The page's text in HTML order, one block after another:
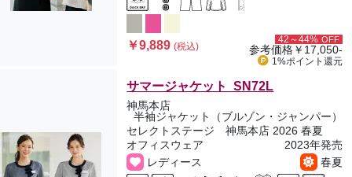
￥9,889(税込)
42～44% OFF
参考価格￥17,050-
1%ポイント 還元
サマージャケット SN72L
神馬本店
半袖ジャケット（ブルゾン・ジャンパー）
セレクトステージ 神馬本店 2026 春夏
オフィスウェア
2023年発売
レディース
春夏